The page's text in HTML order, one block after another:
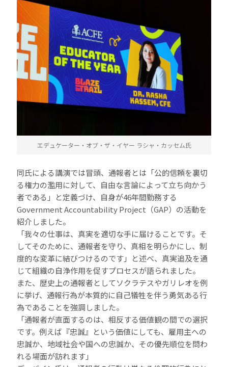
エデュケーター・オブ・ザ・イヤー ラシャ・カッセム氏
同氏による講演では冒頭、通報者とは「公的信頼を裏切
る権力の濫用に対して、自由な言論によって立ち向かう
者である」と定義づけ、自身が46年間勤務する
Government Accountability Project（GAP）の活動を
紹介しました。
「我々の仕事は、真実を適切な手に届けることです。そ
してそのために、通報者を守り、真相を明らかにし、制
度的な変革に結びつけるのです」と述べ、真実追及を通
じて組織の自浄作用を促すプロセスが語られました。
また、歴史上の通報者としてソクラテスやガリレオを例
に挙げ、通報行為が本質的に自己犠牲を伴う勇気ある行
為であることを強調しました。
「通報者が直面するのは、相反する価値観の間での選択
です。例えば『忠誠』という価値にしても、雇用主への
忠誠か、地域社会や国への忠誠か、その優先順位を問わ
れる場面が訪れます」